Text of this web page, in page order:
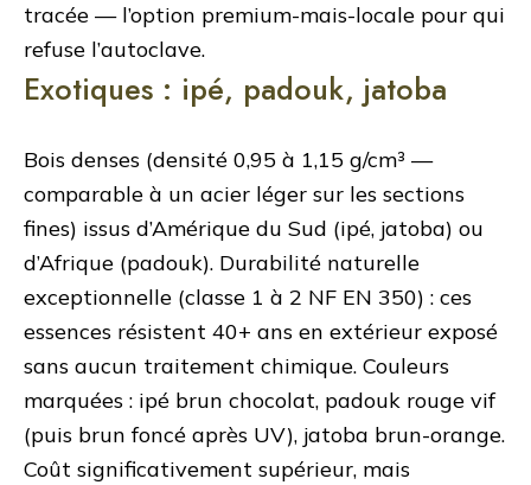
tracée — l’option premium-mais-locale pour qui
refuse l’autoclave.
Exotiques : ipé, padouk, jatoba
Bois denses (densité 0,95 à 1,15 g/cm³ —
comparable à un acier léger sur les sections
fines) issus d’Amérique du Sud (ipé, jatoba) ou
d’Afrique (padouk). Durabilité naturelle
exceptionnelle (classe 1 à 2 NF EN 350) : ces
essences résistent 40+ ans en extérieur exposé
sans aucun traitement chimique. Couleurs
marquées : ipé brun chocolat, padouk rouge vif
(puis brun foncé après UV), jatoba brun-orange.
Coût significativement supérieur, mais